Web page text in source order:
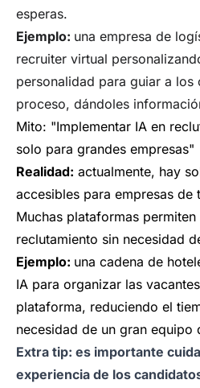
esperas.
Ejemplo: una empresa de
recruiter virtual
personalidad para guiar a los
proceso, dándoles
Mito: "Implementar IA en
solo para grandes empresas"
Realidad: actualmente, hay
accesibles para empresas de
Muchas plataformas
reclutamiento sin necesidad
Ejemplo: una cadena de
IA para organizar las
plataforma, reduciendo el
necesidad de un gran equipo
Extra tip: es importante
experiencia de los